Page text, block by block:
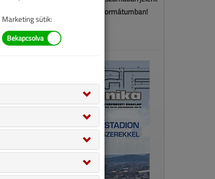
meg. Töltse le a lapszámot PDF formátumban!
Marketing sütik: